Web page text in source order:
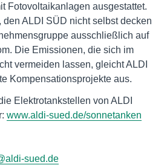
Fotovoltaikanlagen ausgestattet.
den ALDI SÜD nicht selbst decken
ausschließlich auf
Die Emissionen, die sich im
vermeiden lassen, gleicht ALDI
Kompensationsprojekte aus.
Elektrotankstellen von ALDI
www.aldi-sued.de/sonnetanken
sued.de